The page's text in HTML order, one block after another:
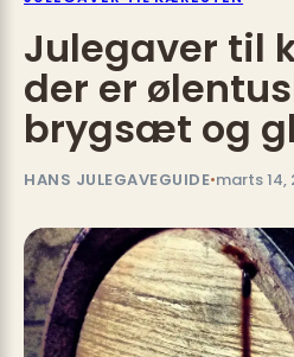
Julegaver til
der er
brygsæt og
HANS JULEGAVEGUIDE•marts 14,